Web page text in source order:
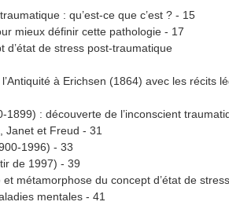
: qu’est-ce que c’est ? - 15
mieux définir cette pathologie - 17
d’état de stress post-traumatique
à Erichsen (1864) avec les récits
1899) : découverte de l’inconscient
Janet et Freud - 31
1996) - 33
de 1997) - 39
métamorphose du concept d’état de
mentales - 41